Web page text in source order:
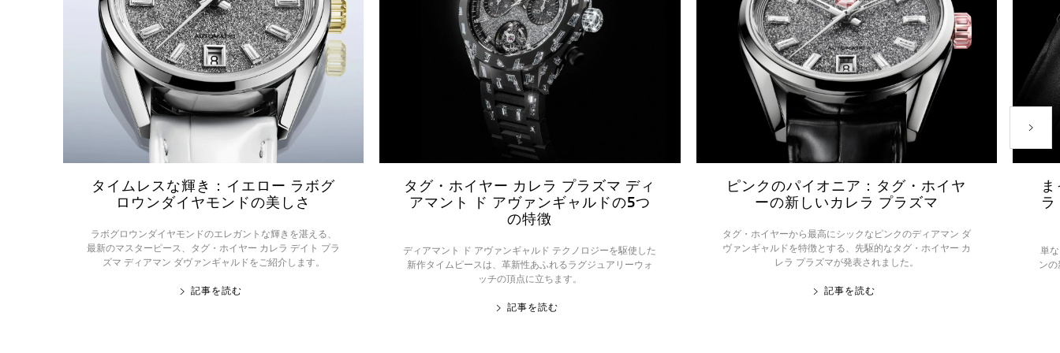
おす
タイムレスな輝き：イエロー ラボグ
ロウンダイヤモンドの美しさ
ラボグロウンダイヤモンドのエレガントな輝きを湛える、
最新のマスターピース、タグ・ホイヤー カレラ デイト プラ
ズマ ディアマン ダヴァンギャルドをご紹介します。
記事を読む
タグ・ホイヤー カレラ プラズマ ディ
アマント ド アヴァンギャルドの5つ
の特徴
ディアマント ド アヴァンギャルド テクノロジーを駆使した
新作タイムピースは、革新性あふれるラグジュアリーウォ
ッチの頂点に立ちます。
記事を読む
ピンクのパイオニア：タグ・ホイヤ
ーの新しいカレラ プラズマ
タグ・ホイヤーから最高にシックなピンクのディアマン ダ
ヴァンギャルドを特徴とする、先駆的なタグ・ホイヤー カ
レラ プラズマが発表されました。
記事を読む
ラ
単
ンの